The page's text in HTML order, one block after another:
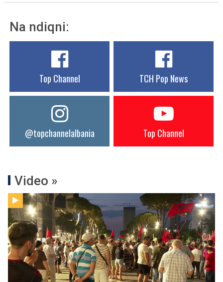
Na ndiqni:
Top Channel TCH Pop News
@topchannelalbania Top Channel
Video »